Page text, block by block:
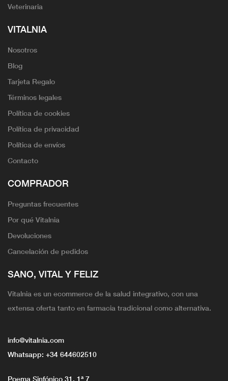
Veterinaria
VITALNIA
Nosotros
Blog
Tarjeta Regalo
Términos legales
Política de cookies
Política de privacidad
Política de envíos
Contacto
COMPRADOR
Preguntas frecuentes
Por qué Vitalnia
Devoluciones
Cancelación de pedidos
SANO, VITAL Y FELIZ
Vitalnia es un ecommerce de la salud integrativo, con una
extensa oferta tanto en farmacia tradicional como alternativa.
info@vitalnia.com
Whatsapp: +34 644602510
Poema Sinfónico 31, 1ª 7